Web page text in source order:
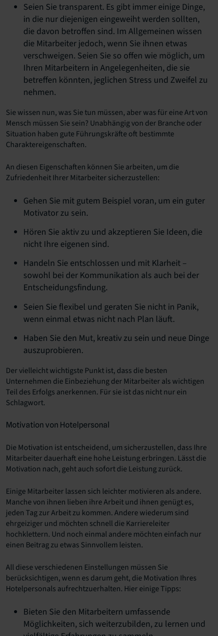
Seien Sie transparent. Es gibt immer einige Dinge,
in die nur diejenigen eingeweiht werden sollten,
die davon betroffen sind. Im Allgemeinen wissen
die Mitarbeiter jedoch, wenn Sie ihnen etwas
verschweigen. Seien Sie so offen wie möglich, um
Ihren Mitarbeitern in Angelegenheiten, die sie
betreffen könnten, jeglichen Stress und Zweifel zu
nehmen.
Sie wissen nun, was Sie tun müssen, aber was für eine Art von
Mensch müssen Sie sein? Unabhängig von der Branche oder
Situation haben gute Führungskräfte oft bestimmte
Charaktereigenschaften.
An diesen Eigenschaften können Sie arbeiten, um die
Zufriedenheit Ihrer Mitarbeiter sicherzustellen:
Gehen Sie mit gutem Beispiel voran, um ein guter
Motivator zu sein.
Hören Sie aktiv zu und akzeptieren Sie Ideen, die
nicht Ihre eigenen sind.
Handeln Sie entschlossen und mit Klarheit –
sowohl bei der Kommunikation als auch bei der
Entscheidungsfindung.
Seien Sie flexibel und geraten Sie nicht in Panik,
wenn einmal etwas nicht nach Plan läuft.
Haben Sie den Mut, kreativ zu sein und neue Dinge
auszuprobieren.
Der vielleicht wichtigste Punkt ist, dass die besten
Unternehmen die Einbeziehung der Mitarbeiter als wichtigen
Teil des Erfolgs anerkennen. Für sie ist das nicht nur ein
Schlagwort.
Motivation von Hotelpersonal
Die Motivation ist entscheidend, um sicherzustellen, dass Ihre
Mitarbeiter dauerhaft eine hohe Leistung erbringen. Lässt die
Motivation nach, geht auch sofort die Leistung zurück.
Einige Mitarbeiter lassen sich leichter motivieren als andere.
Manche von ihnen lieben ihre Arbeit und ihnen genügt es,
jeden Tag zur Arbeit zu kommen. Andere wiederum sind
ehrgeiziger und möchten schnell die Karriereleiter
hochklettern. Und noch einmal andere möchten einfach nur
einen Beitrag zu etwas Sinnvollem leisten.
All diese verschiedenen Einstellungen müssen Sie
berücksichtigen, wenn es darum geht, die Motivation Ihres
Hotelpersonals aufrechtzuerhalten. Hier einige Tipps:
Bieten Sie den Mitarbeitern umfassende
Möglichkeiten, sich weiterzubilden, zu lernen und